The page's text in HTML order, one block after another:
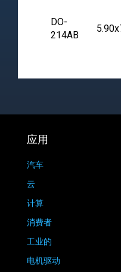
DO-
214AB
应用
汽车
云
计算
消费者
工业的
电机驱动